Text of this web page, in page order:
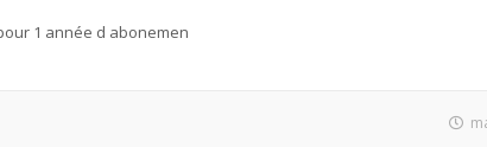
1 année d abonemen